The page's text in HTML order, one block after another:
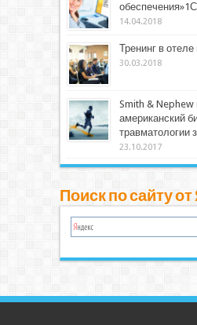
14.04.2018
Тренинг в
30.03.2018
Smith & Nephew
американский
травматологии
23.10.2017
Поиск по сайту